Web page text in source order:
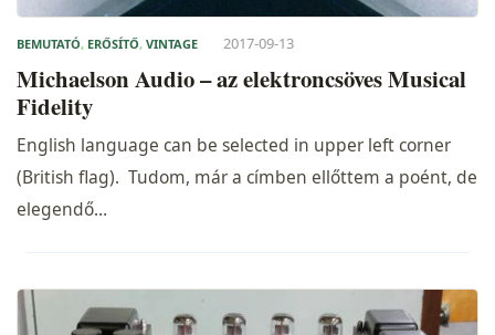
BEMUTATÓ, ERŐSÍTŐ, VINTAGE 2017-09-13
Michaelson Audio – az elektroncsöves Musical
Fidelity
English language can be selected in upper left corner
(British flag). Tudom, már a címben ellőttem a poént, de
elegendő…